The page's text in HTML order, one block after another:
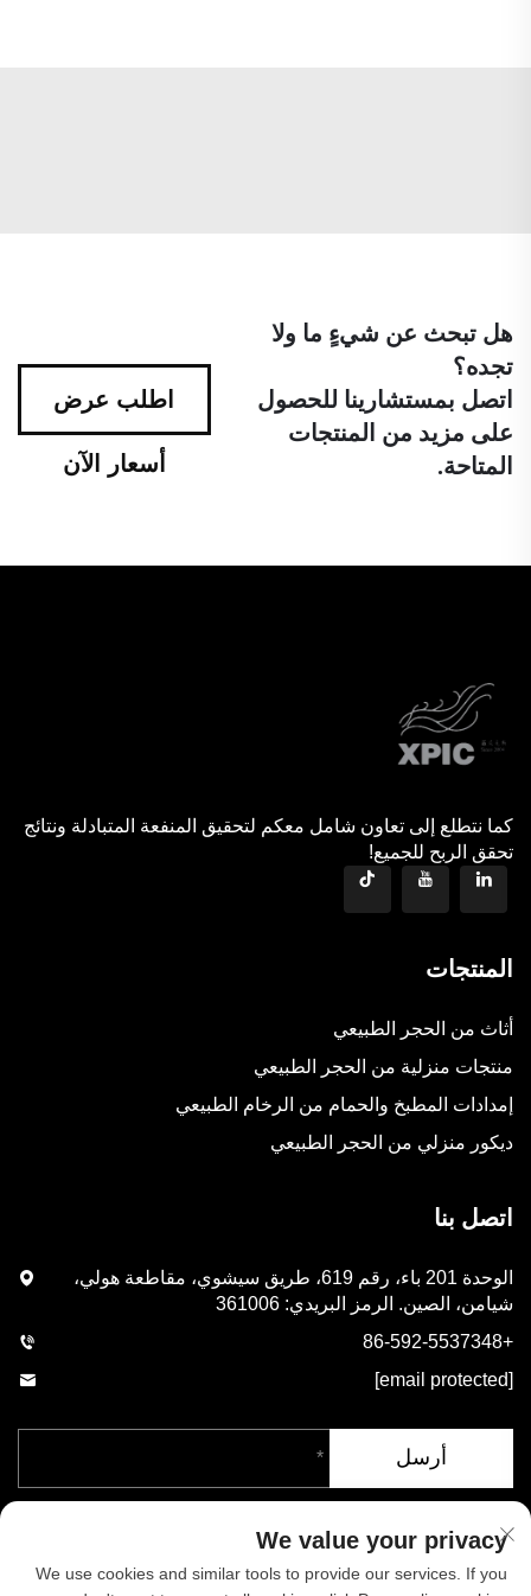
هل تبحث عن شيءٍ ما ولا
تجده؟
اتصل بمستشارينا للحصول
على مزيد من المنتجات
المتاحة.
اطلب عرض
أسعار الآن
كما نتطلع إلى تعاون شامل معكم لتحقيق المنفعة المتبادلة ونتائج
تحقق الربح للجميع!
المنتجات
أثاث من الحجر الطبيعي
منتجات منزلية من الحجر الطبيعي
إمدادات المطبخ والحمام من الرخام الطبيعي
ديكور منزلي من الحجر الطبيعي
اتصل بنا
الوحدة 201 باء، رقم 619، طريق سيشوي، مقاطعة هولي،
شيامن، الصين. الرمز البريدي: 361006
+86-592-5537348
[email protected]
أرسل
We value your privacy
We use cookies and similar tools to provide our services. If you